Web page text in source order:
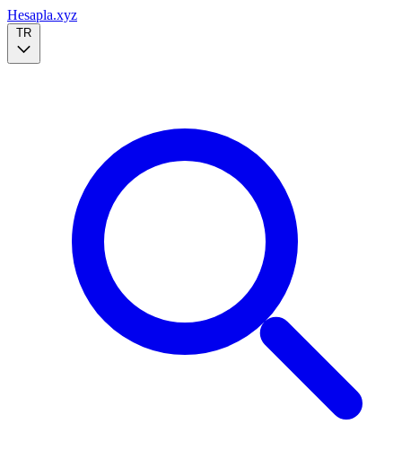
Hesapla.xyz
TR